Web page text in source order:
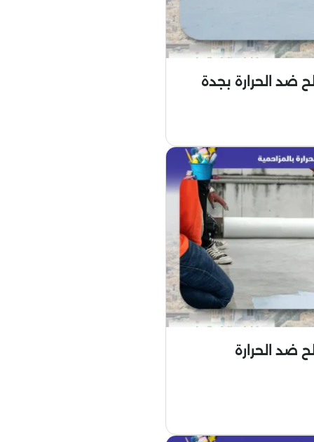
يعمل الفريق المعتمد من هيئة الطرق
جميع أنواع الأسقف بما في ذلك
لمنزل سكني نموذجي ،يمكنك إما استخدام
عازلة صلبة أو بدلاً من ذلك طبقة من ألواح عازلة من رغوة البوليسترين. يجب أن يكون سمك هذا 7 مم على الأقل ويجب أن يمتد إلى ما بعد الحافة
يكن هناك أسطح فوق خزانات المياه الخاصة بك ،فإن عزلها
الشركات لسنوات عديدة حتى الآن
لموظفينا لنموهم المهني. وقد مكننا ذلك
الحرارة بجدة
ضد الحرارة